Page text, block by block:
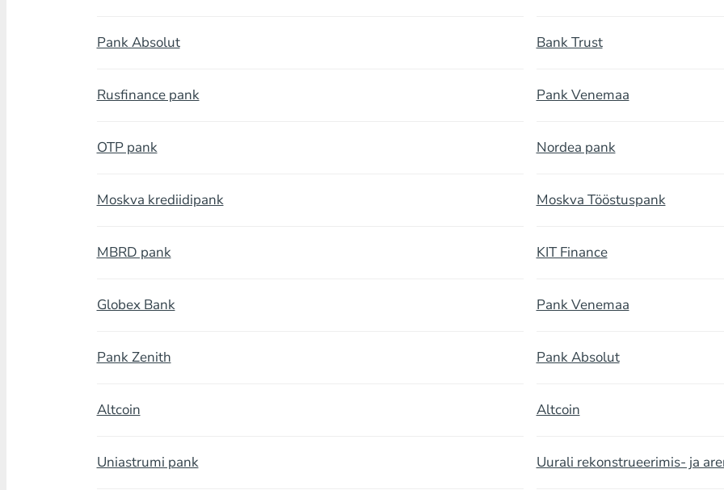
Pank Absolut Bank Trust
Rusfinance pank Pank Venemaa
OTP pank Nordea pank
Moskva krediidipank Moskva Tööstuspank
MBRD pank KIT Finance
Globex Bank Pank Venemaa
Pank Zenith Pank Absolut
Altcoin Altcoin
Uniastrumi pank Uurali rekonstrueerimis- ja